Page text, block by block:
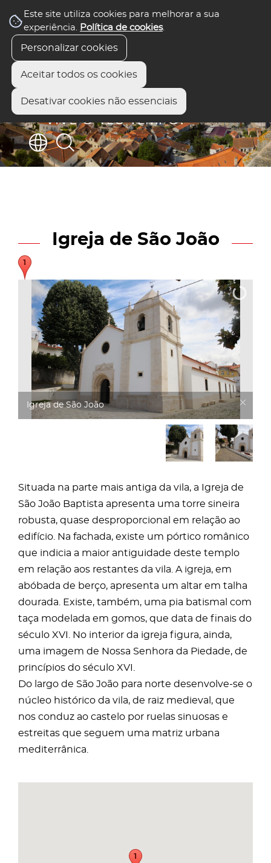
Este site utiliza cookies para melhorar a sua
experiência. Política de cookies.
Personalizar cookies
Aceitar todos os cookies
Desativar cookies não essenciais
Igreja de São João
Igreja de São João
Situada na parte mais antiga da vila, a Igreja de
São João Baptista apresenta uma torre sineira
robusta, quase desproporcional em relação ao
edifício. Na fachada, existe um pórtico românico
que indicia a maior antiguidade deste templo
em relação aos restantes da vila. A igreja, em
abóbada de berço, apresenta um altar em talha
dourada. Existe, também, uma pia batismal com
taça modelada em gomos, que data de finais do
século XVI. No interior da igreja figura, ainda,
uma imagem de Nossa Senhora da Piedade, de
princípios do século XVI.
Do largo de São João para norte desenvolve-se o
núcleo histórico da vila, de raiz medieval, que
nos conduz ao castelo por ruelas sinuosas e
estreitas que seguem uma matriz urbana
mediterrânica.